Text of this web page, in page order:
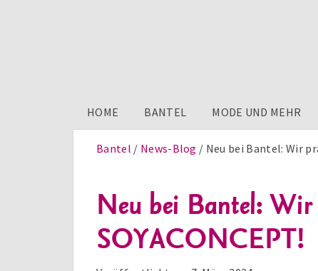
HOME BANTEL MODE UND MEHR
Bantel News-Blog Neu bei Bantel: Wir
Neu bei Bantel: Wir
SOYACONCEPT!